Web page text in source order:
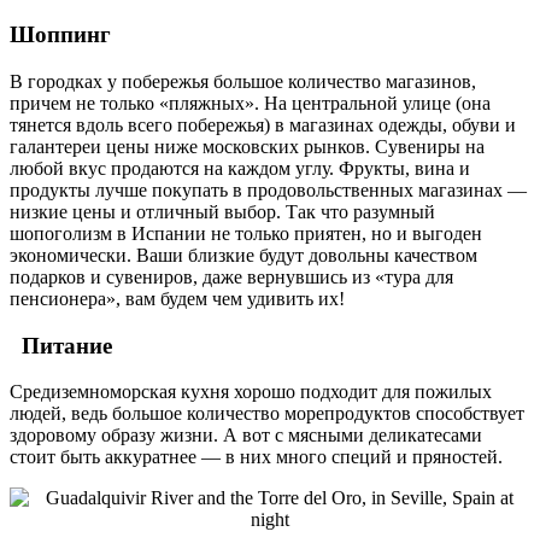
Шоппинг
В городках у побережья большое количество магазинов,
причем не только «пляжных». На центральной улице (она
тянется вдоль всего побережья) в магазинах одежды, обуви и
галантереи цены ниже московских рынков. Сувениры на
любой вкус продаются на каждом углу. Фрукты, вина и
продукты лучше покупать в продовольственных магазинах —
низкие цены и отличный выбор. Так что разумный
шопоголизм в Испании не только приятен, но и выгоден
экономически. Ваши близкие будут довольны качеством
подарков и сувениров, даже вернувшись из «тура для
пенсионера», вам будем чем удивить их!
Питание
Средиземноморская кухня хорошо подходит для пожилых
людей, ведь большое количество морепродуктов способствует
здоровому образу жизни. А вот с мясными деликатесами
стоит быть аккуратнее — в них много специй и пряностей.